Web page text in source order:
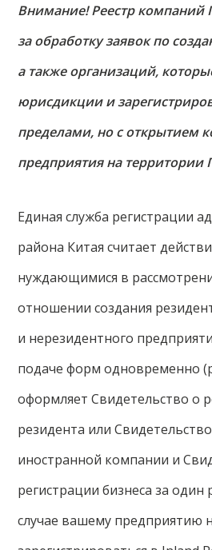
Внимание! Реестр компаний
за обработку заявок по
а также организаций,
юрисдикции и
пределами, но с открытием
предприятия на территории
Единая служба регистрации
района Китая считает
нуждающимися в
отношении создания
и нерезидентного
подаче форм одновременно
оформляет Свидетельство о
резидента или
иностранной компании и
регистрации бизнеса за
случае вашему предприятию